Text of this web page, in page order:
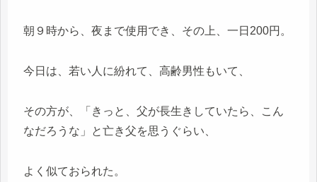
朝９時から、夜まで使用でき、その上、一日200円。
今日は、若い人に紛れて、高齢男性もいて、
その方が、「きっと、父が長生きしていたら、こん
なだろうな」と亡き父を思うぐらい、
よく似ておられた。